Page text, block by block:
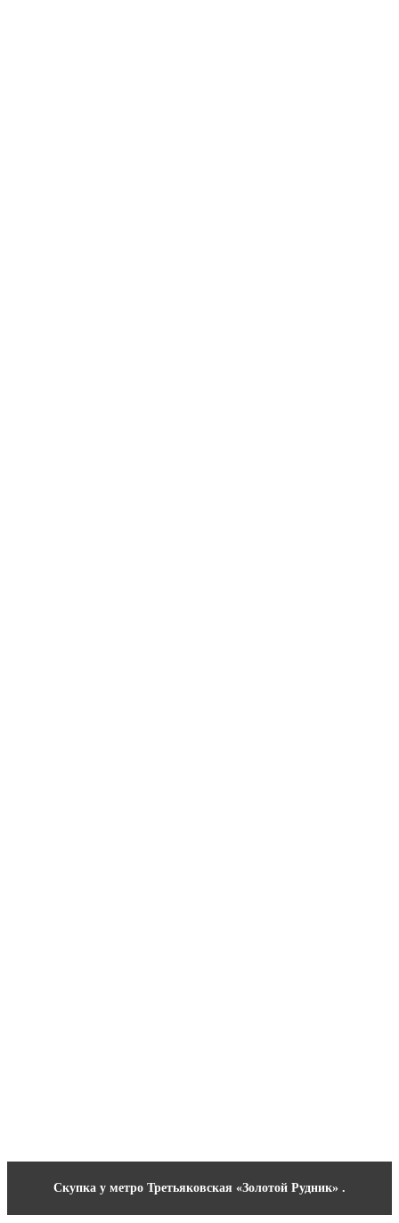
Скупка у метро Третьяковская «Золотой Рудник» .